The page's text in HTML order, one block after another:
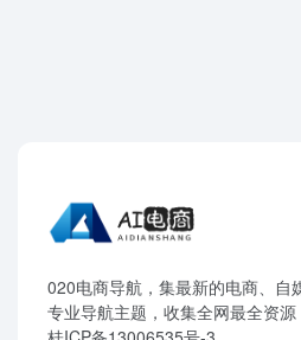
020电商导航，集最新的电商、自
专业导航主题，收集全网最全资